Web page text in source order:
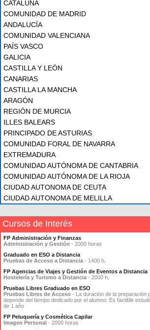
CATALUÑA
COMUNIDAD DE MADRID
ANDALUCÍA
COMUNIDAD VALENCIANA
PAÍS VASCO
GALICIA
CASTILLA Y LEÓN
CANARIAS
CASTILLA LA MANCHA
ARAGÓN
REGIÓN DE MURCIA
ILLES BALEARS
PRINCIPADO DE ASTURIAS
COMUNIDAD FORAL DE NAVARRA
EXTREMADURA
COMUNIDAD AUTÓNOMA DE CANTABRIA
COMUNIDAD AUTÓNOMA DE LA RIOJA
CIUDAD AUTONOMA DE CEUTA
CIUDAD AUTONOMA DE MELILLA
Cursos de Interés
FP Administración y Finanzas
Administración y Gestión - 2000 horas
Graduado en ESO a Distancia
Pruebas de Acceso a Distancia - 1400 h.
FP Agencias de Viajes y Gestión de Eventos a Distancia
Hostelería y Turismo a Distancia - 2000 h.
Pruebas Libres Graduado en ESO
Pruebas Libres de Acceso - La duración de la preparación
depende del tiempo dedicado por el alumno. Es factible
de 1 año
FP Peluquería y Cosmética Capilar
Imagen Personal - 2000 horas